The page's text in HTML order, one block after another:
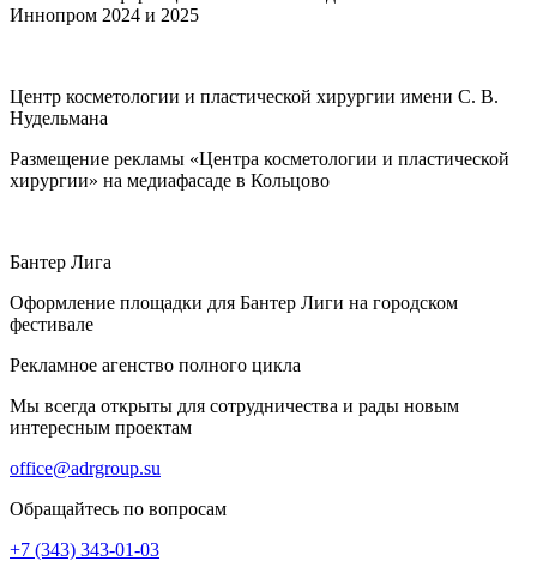
Иннопром 2024 и 2025
Центр косметологии и пластической хирургии имени С. В.
Нудельмана
Размещение рекламы «Центра косметологии и пластической
хирургии» на медиафасаде в Кольцово
Бантер Лига
Оформление площадки для Бантер Лиги на городском
фестивале
Рекламное агенство полного цикла
Мы всегда открыты для сотрудничества и рады новым
интересным проектам
office@adrgroup.su
Обращайтесь по вопросам
+7 (343) 343-01-03